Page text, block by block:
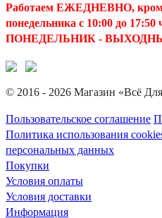
Работаем ЕЖЕДНЕВНО,
понедельника с 10:00 до
ПОНЕДЕЛЬНИК -
© 2016 - 2026 Магазин «Всё
Пользовательское соглашение
Политика использования
персональных данных
Покупки
Условия оплаты
Условия доставки
Информация